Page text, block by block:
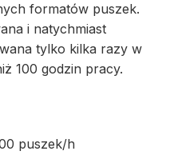
formatów puszek.
i natychmiast
tylko kilka razy w
100 godzin pracy.
puszek/h